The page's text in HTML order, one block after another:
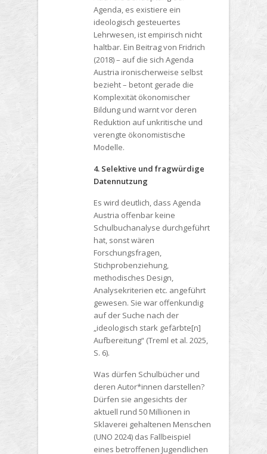
Agenda, es existiere ein
ideologisch gesteuertes
Lehrwesen, ist empirisch nicht
haltbar. Ein Beitrag von Fridrich
(2018) – auf die sich Agenda
Austria ironischerweise selbst
bezieht – betont gerade die
Komplexität ökonomischer
Bildung und warnt vor deren
Reduktion auf unkritische und
verengte ökonomistische
Modelle.
4. Selektive und fragwürdige
Datennutzung
Es wird deutlich, dass Agenda
Austria offenbar keine
Schulbuchanalyse durchgeführt
hat, sonst wären
Forschungsfragen,
Stichprobenziehung,
methodisches Design,
Analysekriterien etc. angeführt
gewesen. Sie war offenkundig
auf der Suche nach der
„ideologisch stark gefärbte[n]
Aufbereitung“ (Treml et al. 2025,
S. 6).
Was dürfen Schulbücher und
deren Autor*innen darstellen?
Dürfen sie angesichts der
aktuell rund 50 Millionen in
Sklaverei gehaltenen Menschen
(UNO 2024) das Fallbeispiel
eines betroffenen Jugendlichen